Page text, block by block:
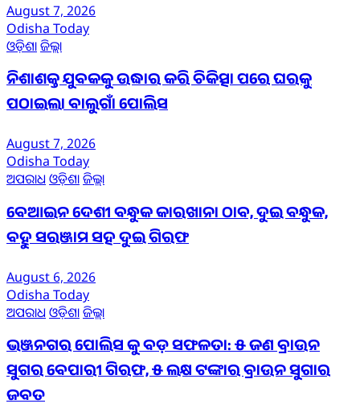
August 7, 2026
Odisha Today
ଓଡ଼ିଶାଜିଲ୍ଲା
ନିଶାଶକ୍ତ ଯୁବକକୁ ଉଦ୍ଧାର କରି ଚିକିତ୍ସା ପରେ ଘରକୁ
ପଠାଇଲା ବାଲୁଗାଁ ପୋଲିସ
August 7, 2026
Odisha Today
ଅପରାଧ ଓଡ଼ିଶାଜିଲ୍ଲା
ବେଆଇନ ଦେଶୀ ବନ୍ଧୁକ କାରଖାନା ଠାବ, ଦୁଇ ବନ୍ଧୁକ,
ବହୁ ସରଞ୍ଜାମ ସହ ଦୁଇ ଗିରଫ
August 6, 2026
Odisha Today
ଅପରାଧ ଓଡ଼ିଶାଜିଲ୍ଲା
ଭଞ୍ଜନଗର ପୋଲିସ କୁ ବଡ଼ ସଫଳତା: ୫ ଜଣ ବ୍ରାଉନ
ସୁଗର ବେପାରୀ ଗିରଫ, ୫ ଲକ୍ଷ ଟଙ୍କାର ବ୍ରାଉନ ସୁଗାର
ଜବତ